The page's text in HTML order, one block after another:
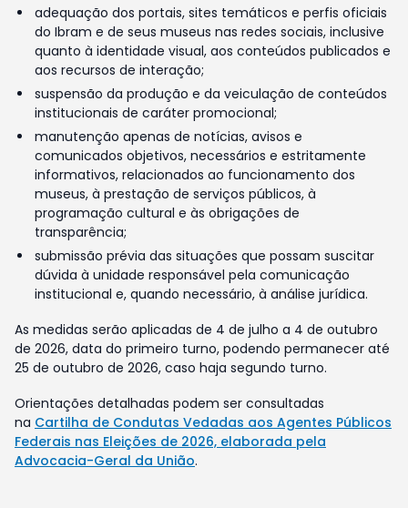
adequação dos portais, sites temáticos e perfis oficiais
do Ibram e de seus museus nas redes sociais, inclusive
quanto à identidade visual, aos conteúdos publicados e
aos recursos de interação;
suspensão da produção e da veiculação de conteúdos
institucionais de caráter promocional;
manutenção apenas de notícias, avisos e
comunicados objetivos, necessários e estritamente
informativos, relacionados ao funcionamento dos
museus, à prestação de serviços públicos, à
programação cultural e às obrigações de
transparência;
submissão prévia das situações que possam suscitar
dúvida à unidade responsável pela comunicação
institucional e, quando necessário, à análise jurídica.
As medidas serão aplicadas de 4 de julho a 4 de outubro
de 2026, data do primeiro turno, podendo permanecer até
25 de outubro de 2026, caso haja segundo turno.
Orientações detalhadas podem ser consultadas
na Cartilha de Condutas Vedadas aos Agentes Públicos
Federais nas Eleições de 2026, elaborada pela
Advocacia-Geral da União.